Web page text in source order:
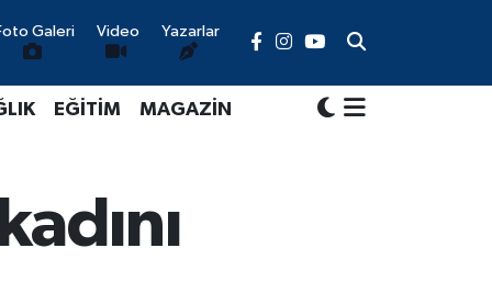
Galeri Video Yazarlar
EĞİTİM MAGAZİN